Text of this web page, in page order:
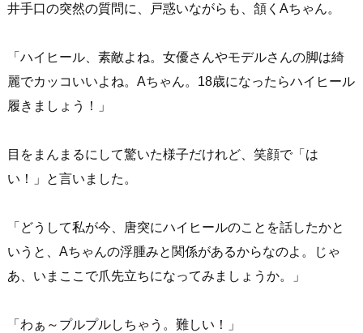
井手口の突然の質問に、戸惑いながらも、頷くAちゃん。
「ハイヒール、素敵よね。女優さんやモデルさんの脚は綺
麗でカッコいいよね。Aちゃん。18歳になったらハイヒール
履きましょう！」
目をまんまるにして驚いた様子だけれど、笑顔で「は
い！」と言いました。
「どうして私が今、唐突にハイヒールのことを話したかと
いうと、Aちゃんの浮腫みと関係があるからなのよ。じゃ
あ、いまここで爪先立ちになってみましょうか。」
「わぁ～プルプルしちゃう。難しい！」